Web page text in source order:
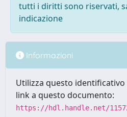
tutti i diritti sono riservati,
indicazione
Informazioni
Utilizza questo
link a questo documento:
https://hdl.handle.net/